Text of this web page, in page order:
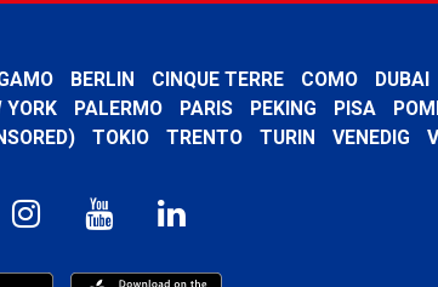
BERLIN CINQUE TERRE COMO DUBAI
YORK PALERMO PARIS PEKING PISA
TOKIO TRENTO TURIN VENEDIG